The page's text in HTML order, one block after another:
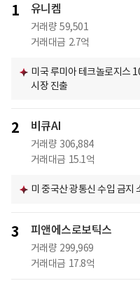
1 유니켐
거래량 59,501
거래대금 2.7억
미국 루미아 테크놀로지스
시장 진출
2 비큐AI
거래량 306,884
거래대금 15.1억
미 중국산 광통신 수입 금지
3 피앤에스로보틱스
거래량 299,969
거래대금 17.8억